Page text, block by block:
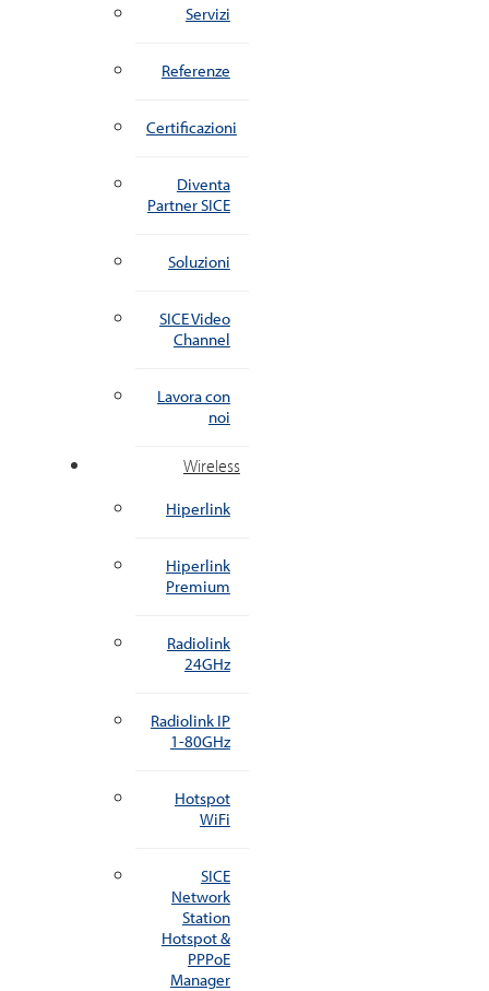
Servizi
Referenze
Certificazioni
Diventa
Partner SICE
Soluzioni
SICE Video
Channel
Lavora con
noi
Wireless
Hiperlink
Hiperlink
Premium
Radiolink
24GHz
Radiolink IP
1-80GHz
Hotspot
WiFi
SICE
Network
Station
Hotspot &
PPPoE
Manager